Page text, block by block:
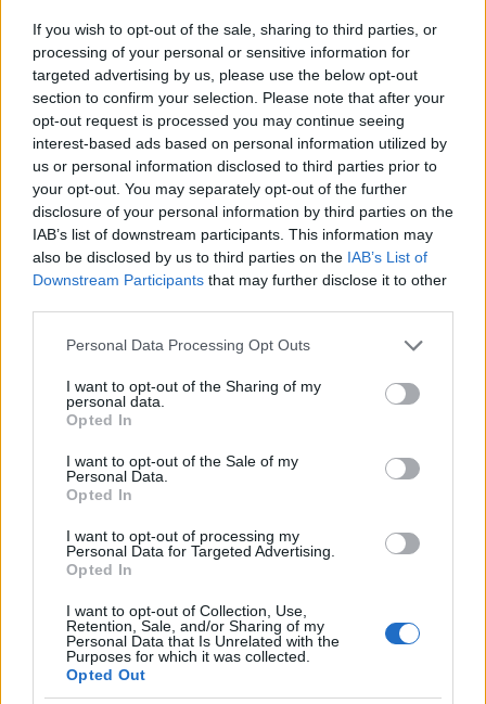
If you wish to opt-out of the sale, sharing to third parties, or
processing of your personal or sensitive information for
targeted advertising by us, please use the below opt-out
section to confirm your selection. Please note that after your
opt-out request is processed you may continue seeing
interest-based ads based on personal information utilized by
us or personal information disclosed to third parties prior to
your opt-out. You may separately opt-out of the further
disclosure of your personal information by third parties on the
IAB’s list of downstream participants. This information may
also be disclosed by us to third parties on the IAB’s List of
Downstream Participants that may further disclose it to other
Please note that this website/app uses one or more Google
not limited to your visit or usage behaviour. You may click to
grant or deny consent to Google and its third-party tags to
use your data for below specified purposes in below Google
consent section.
Personal Data Processing Opt Outs
I want to opt-out of the Sharing of my
personal data.
Opted In
I want to opt-out of the Sale of my
Personal Data.
Opted In
I want to opt-out of processing my
Personal Data for Targeted Advertising.
Opted In
I want to opt-out of Collection, Use,
Retention, Sale, and/or Sharing of my
Personal Data that Is Unrelated with the
Purposes for which it was collected.
Opted Out
Kondor majd tüske lesz a hatalom körme
alatt: „ A diplomamunka-vita felszólalóinak
legnagyobb része idegennek érezte Kondor
rézkarcainak középkorias hangulatát.../.../
Mintha minden alak, minden mozdulat már
eleve magában hordaná a tragikus bukás
sejtelmét, s ez a végzetszerűség nem is
annyira a forradalom elbukásának a
mindenhova elhatoló előrevetett árnyéka,
hanem valamiféle biológiai félelem, a priori
sorsszerűség. Csoportjaira és figuráira az
egyedi sorsokon uralkodó hatalmak, a lét
végső kérdései nehezednek.”
Kondornak az volt a – relatív - szerencséje,
nyilvánosságra jutó első nagy vita már a
forradalom előtti erjedés, föllazulás
felfogta, hogy miről szól Kondor művészete,
már kiment a gyakorlatból a nem tetsző
művészekkel való leszámolásnak a Rákosi-
korszakra jellemző végletessége, és az
esetek egy részében megjelenhettek a
nyilvánosságban eltérő vélemények is.